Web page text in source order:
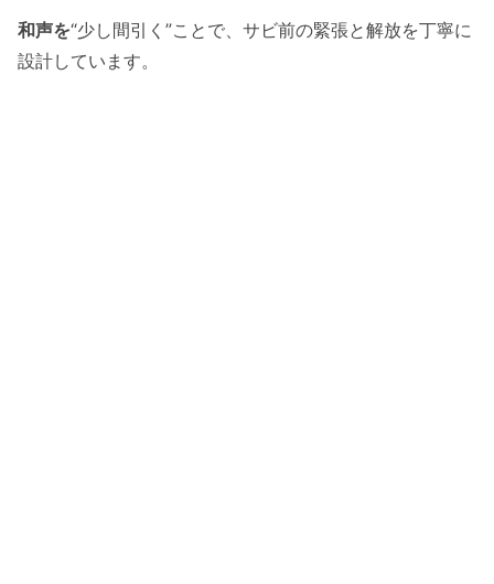
和声を“少し間引く”ことで、サビ前の緊張と解放を丁寧に
設計しています。